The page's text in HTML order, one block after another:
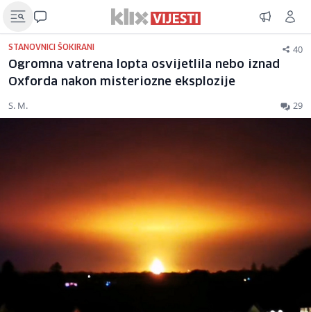
STANOVNICI ŠOKIRANI 40
Ogromna vatrena lopta osvijetlila nebo iznad
Oxforda nakon misteriozne eksplozije
S. M. 29